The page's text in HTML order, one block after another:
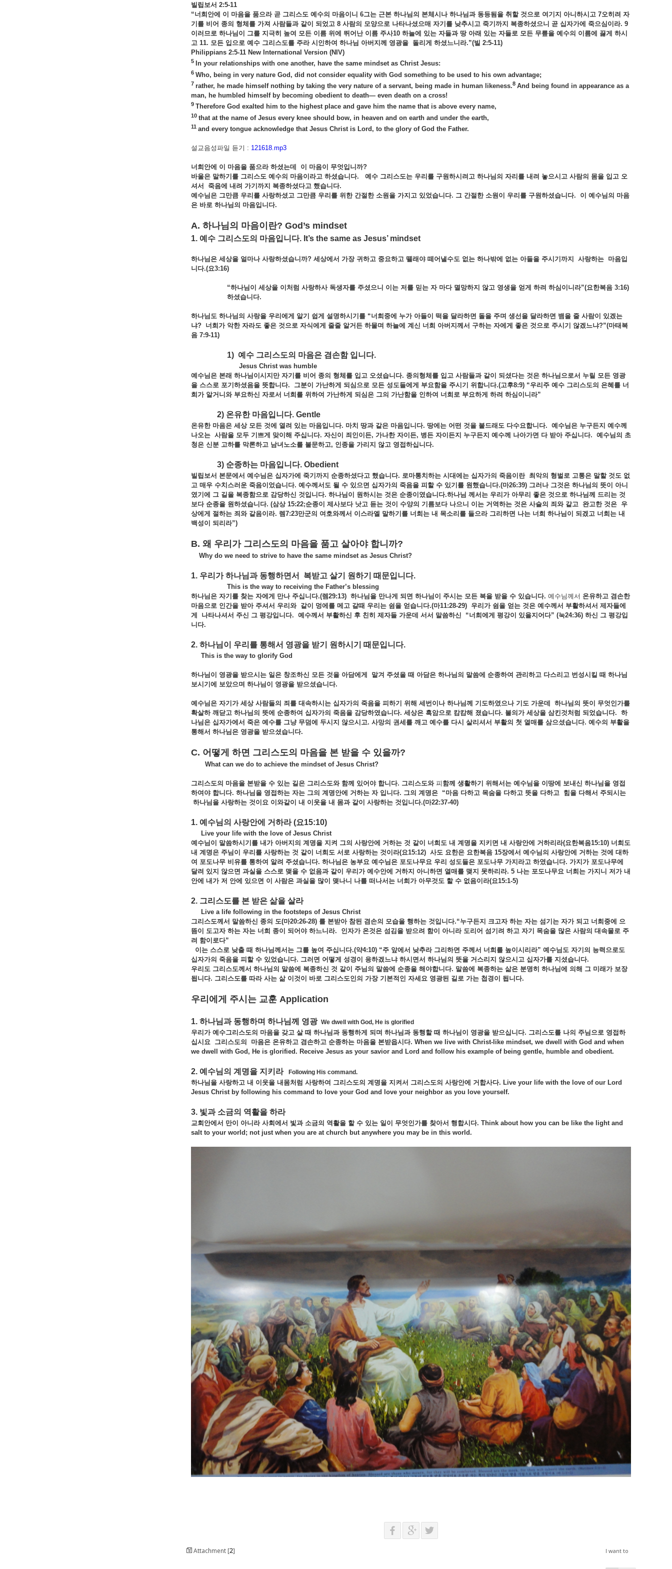
빌립보서 2:5-11
“너희안에 이 마음을 품으라 곧 그리스도 예수의 마음이니 6그는 근본 하나님의 본체시나 하나님과 동등됨을 취할 것으로 여기지 아니하시고 7오히려 자
기를 비어 종의 형체를 가져 사람들과 같이 되었고 8 사람의 모양으로 나타나셨으매 자기를 낮추시고 죽기까지 복종하셨으니 곧 십자가에 죽으심이라. 9
이러므로 하나님이 그를 지극히 높여 모든 이름 위에 뛰어난 이름 주사10 하늘에 있는 자들과 땅 아래 있는 자들로 모든 무릎을 예수의 이름에 끓게 하시
고 11. 모든 입으로 예수 그리스도를 주라 시인하여 하나님 아버지께 영광을 돌리게 하셨느니라.”(빌 2:5-11)
Philippians 2:5-11 New International Version (NIV)
5 In your relationships with one another, have the same mindset as Christ Jesus:
6 Who, being in very nature God, did not consider equality with God something to be used to his own advantage;
7 rather, he made himself nothing by taking the very nature of a servant, being made in human likeness.8 And being found in appearance as a
man, he humbled himself by becoming obedient to death— even death on a cross!
9 Therefore God exalted him to the highest place and gave him the name that is above every name,
10 that at the name of Jesus every knee should bow, in heaven and on earth and under the earth,
11 and every tongue acknowledge that Jesus Christ is Lord, to the glory of God the Father.
설교음성파일 듣기 : 121618.mp3
너희안에 이 마음을 품으라 하셨는데 이 마음이 무엇입니까?
바울은 말하기를 그리스도 예수의 마음이라고 하셨습니다. 예수 그리스도는 우리를 구원하시려고 하나님의 자리를 내려 놓으시고 사람의 몸을 입고 오
셔서 죽음에 내려 가기까지 복종하셨다고 했습니다.
예수님은 그만큼 우리를 사랑하셨고 그만큼 우리를 위한 간절한 소원을 가지고 있었습니다. 그 간절한 소원이 우리를 구원하셨습니다. 이 예수님의 마음
은 바로 하나님의 마음입니다.
A. 하나님의 마음이란? God’s mindset
1. 예수 그리스도의 마음입니다. It’s the same as Jesus’ mindset
하나님은 세상을 얼마나 사랑하셨습니까? 세상에서 가장 귀하고 중요하고 뗄래야 떼어낼수도 없는 하나밖에 없는 아들을 주시기까지 사랑하는 마음입
니다.(요3:16)
“하나님이 세상을 이처럼 사랑하사 독생자를 주셨으니 이는 저를 믿는 자 마다 멸망하지 않고 영생을 얻게 하려 하심이니라”(요한복음 3:16)
하셨습니다.
하나님도 하나님의 사랑을 우리에게 알기 쉽게 설명하시기를 “너희중에 누가 아들이 떡을 달라하면 돌을 주며 생선을 달라하면 뱀을 줄 사람이 있겠는
냐? 너희가 악한 자라도 좋은 것으로 자식에게 줄줄 알거든 하물며 하늘에 계신 너희 아버지께서 구하는 자에게 좋은 것으로 주시기 않겠느냐?”(마태복
음 7:9-11)
1) 예수 그리스도의 마음은 겸손함 입니다.
Jesus Christ was humble
예수님은 본래 하나님이시지만 자기를 비어 종의 형체를 입고 오셨습니다. 종의형체를 입고 사람들과 같이 되셨다는 것은 하나님으로서 누릴 모든 영광
을 스스로 포기하셨음을 뜻합니다. 그분이 가난하게 되심으로 모든 성도들에게 부요함을 주시기 위합니다.(고후8:9) “우리주 예수 그리스도의 은혜를 너
희가 알거니와 부요하신 자로서 너희를 위하여 가난하게 되심은 그의 가난함을 인하여 너희로 부요하게 하려 하심이니라”
2) 온유한 마음입니다. Gentle
온유한 마음은 세상 모든 것에 열려 있는 마음입니다. 마치 땅과 같은 마음입니다. 땅에는 어떤 것을 붙드래도 다수요합니다. 예수님은 누구든지 예수께
나오는 사람을 모두 기쁘게 맞이해 주십니다. 자신이 죄인이든, 가나한 자이든, 병든 자이든지 누구든지 예수께 나아가면 다 받아 주십니다. 예수님의 초
청은 신분 고하를 막론하고 남녀노소를 불문하고, 인종을 가리지 않고 영접하십니다.
3) 순종하는 마음입니다. Obedient
빌립보서 본문에서 예수님은 십자가에 죽기까지 순종하셨다고 했습니다. 로마통치하는 시대에는 십자가의 죽음이란 최악의 형벌로 고통은 말할 것도 없
고 매우 수치스러운 죽음이었습니다. 예수께서도 될 수 있으면 십자가의 죽음을 피할 수 있기를 원했습니다.(마26:39) 그러나 그것은 하나님의 뜻이 아니
였기에 그 길을 복종함으로 감당하신 것입니다. 하나님이 원하시는 것은 순종이였습니다.하나님 께서는 우리가 아무리 좋은 것으로 하나님께 드리는 것
보다 순종을 원하셨습니다. (삼상 15:22;순종이 제사보다 낫고 듣는 것이 수양의 기름보다 나으니 이는 거역하는 것은 사슬의 죄와 같고 완고한 것은 우
상에게 절하는 죄와 같음이라. 렘7:23만군의 여호와께서 이스라엘 말하기를 너희는 내 목소리를 들으라 그리하면 나는 너희 하나님이 되겠고 너희는 내
백성이 되리라”)
B. 왜 우리가 그리스도의 마음을 품고 살아야 합니까?
Why do we need to strive to have the same mindset as Jesus Christ?
1. 우리가 하나님과 동행하면서 복받고 살기 원하기 때문입니다.
This is the way to receiving the Father’s blessing
하나님은 자기를 찾는 자에게 만나 주십니다.(렘29:13) 하나님을 만나게 되면 하나님이 주시는 모든 복을 받을 수 있습니다. 예수님께서 온유하고 겸손한
마음으로 인간을 받아 주셔서 우리와 같이 멍에를 메고 갈때 우리는 쉼을 얻습니다.(마11:28-29) 우리가 쉼을 얻는 것은 예수께서 부활하셔서 제자들에
게 나타나셔서 주신 그 평강입니다. 예수께서 부활하신 후 친히 제자들 가운데 서서 말씀하신 “너희에게 평강이 있을지어다” (눅24:36) 하신 그 평강입
니다.
2. 하나님이 우리를 통해서 영광을 받기 원하시기 때문입니다.
This is the way to glorify God
하나님이 영광을 받으시는 일은 창조하신 모든 것을 아담에게 맡겨 주셨을 때 아담은 하나님의 말씀에 순종하여 관리하고 다스리고 번성시킬 때 하나님
보시기에
보았으며 하나님이 영광을 받으셨습니다.
예수님은 자기가 세상 사람들의 죄를 대속하시는 십자가의 죽음을 피하기 위해 세번이나 하나님께 기도하였으나 기도 가운데 하나님의 뜻이 무엇인가를
확살하 깨닫고 하나님의 뜻에 순종하여 십자가의 죽음을 감당하였습니다. 세상은 흑암으로 캄캄해 졌습니다. 불의가 세상을 삼킨것처럼 되었습니다. 하
나님은 십자가에서 죽은 예수를 그냥 무덤에 두시지 않으시고. 사망의 권세를 깨고 예수를 다시 살리셔서 부활의 첫 열매를 삼으셨습니다. 예수의 부활을
통해서 하나님은 영광을 받으셨습니다.
C. 어떻게 하면 그리스도의 마음을 본 받을 수 있을까?
What can we do to achieve the mindset of Jesus Christ?
그리스도의 마음을 본받을 수 있는 길은 그리스도와 함께 있어야 합니다. 그리스도와피 함께 생활하기 위해서는 예수님을 이땅에 보내신 하나님을 영접
하여야 합니다. 하나님을 영접하는 자는 그의 계명안에 거하는 자 입니다. 그의 계명은 “마음 다하고 목숨을 다하고 뜻을 다하고 힘을 다해서 주되시는
하나님을 사랑하는 것이요 이와같이 내 이웃을 내 몸과 같이 사랑하는 것입니다.(마22:37-40)
1. 예수님의 사랑안에 거하라(요15:10)
Live your life with the love of Jesus Christ
예수님이 말씀하시기를 내가 아버지의 계명을 지켜 그의 사랑안에 거하는 것 같이 너희도 내 계명을 지키면 내 사랑안에 거하리라(요한복음15:10) 너희도
내 계명은 주님이 우리를 사랑하는 것 같이 너희도 서로 사랑하는 것이라(요15:12) 사도 요한은 요한복음 15장에서 예수님의 사랑안에 거하는 것에 대하
여 포도나무 비유를 통하여 알려 주셨습니다. 하나님은 농부요 예수님은 포도나무요 우리 성도들은 포도나무 가지라고 하였습니다. 가지가 포도나무에
달려 있지 않으면 과실을 스스로 맺을 수 없음과 같이 우리가 예수안에 거하지 아니하면 열매를 맺지 못하리라. 5 나는 포도나무요 너희는 가지니 저가 내
안에 내가 저 안에 있으면 이 사람은 과실을 많이 맺나니 나를 떠나서는 너희가 아무것도 할 수 없음이라(요15:1-5)
2. 그리스도를 본 받은 삶을 살라
Live a life following in the footsteps of Jesus Christ
그리스도께서 말씀하신 종의 도(마20:26-28) 를 본받아 참된 겸손의 모습을 행하는 것입니다.“누구든지 크고자 하는 자는 섬기는 자가 되고 너희중에 으
뜸이
도고자 하는 자는 너희 종이 되어야 하느니라. 인자가 온것은 섬김을 받으려 함이 아니라 도리어 섬기려 하고 자기 목숨을 많은 사람의 대속물로 주
려 함이로다”
이는 스스로 낮출 때 하나님께서는 그를 높여 주십니다.(약4:10) “주 앞에서 낮추라 그리하면 주께서 너희를 높이시리라” 예수님도 자기의 능력으로도
십자가의 죽음을 피할 수 있었습니다. 그러면 어떻게 성경이 응하겠느냐 하시면서 하나님의 뜻을 거스리지 않으시고 십자가를 지셨습니다.
우리도 그리스도께서 하나님의 말씀에 복종하신 것 같이 주님의 말씀에 순종을 해야합니다. 말씀에 복종하는 삶은 분명히 하나님에 의해 그 미래가 보장
됩니다. 그리스도를 따라 사는 삶 이것이 바로 그리스도인의 가장 기본적인 자세요 영광된 길로 가는 첩경이 됩니다.
우리에게 주시는 교훈 Application
1. 하나님과 동행하며 하나님께 영광 We dwell with God, He is glorified
우리가 예수그리스도의 마음을 갖고 살 때 하나님과 동행하게 되며 하나님과 동행할 때 하나님이 영광을 받으십니다. 그리스도를 나의 주님으로 영접하
십시요 그리스도의 마음은 온유하고 겸손하고 순종하는 마음을 본받읍시다. When we live with Christ-like mindset, we dwell with God and when
we dwell with God, He is glorified. Receive Jesus as your savior and Lord and follow his example of being gentle, humble and obedient.
2. 예수님의 계명을 지키라 Following His command.
하나님을 사랑하고 내 이웃을 내몸처럼 사랑하여 그리스도의 계명을 지켜서 그리스도의 사랑안에 거합사다. Live your life with the love of our Lord
Jesus Christ by following his command to love your God and love your neighbor as you love yourself.
3. 빛과 소금의 역활을 하라
교회안에서 만이 아니라 사회에서 빛과 소금의 역활을 할 수 있는 일이 무엇인가를 찾아서 행합시다. Think about how you can be like the light and
salt to your world; not just when you are at church but anywhere you may be in this world.
Attachment [2] I want to